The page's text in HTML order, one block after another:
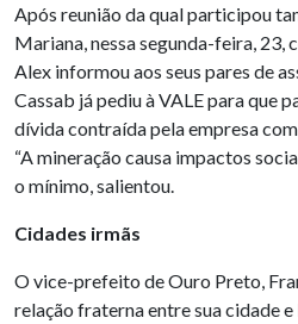
Após reunião da qual participou
Mariana, nessa segunda-feira, 23,
Alex informou aos seus pares de
Cassab já pediu à VALE para que
dívida contraída pela empresa
“A mineração causa impactos
o mínimo, salientou.
Cidades irmãs
O vice-prefeito de Ouro Preto,
relação fraterna entre sua cidade